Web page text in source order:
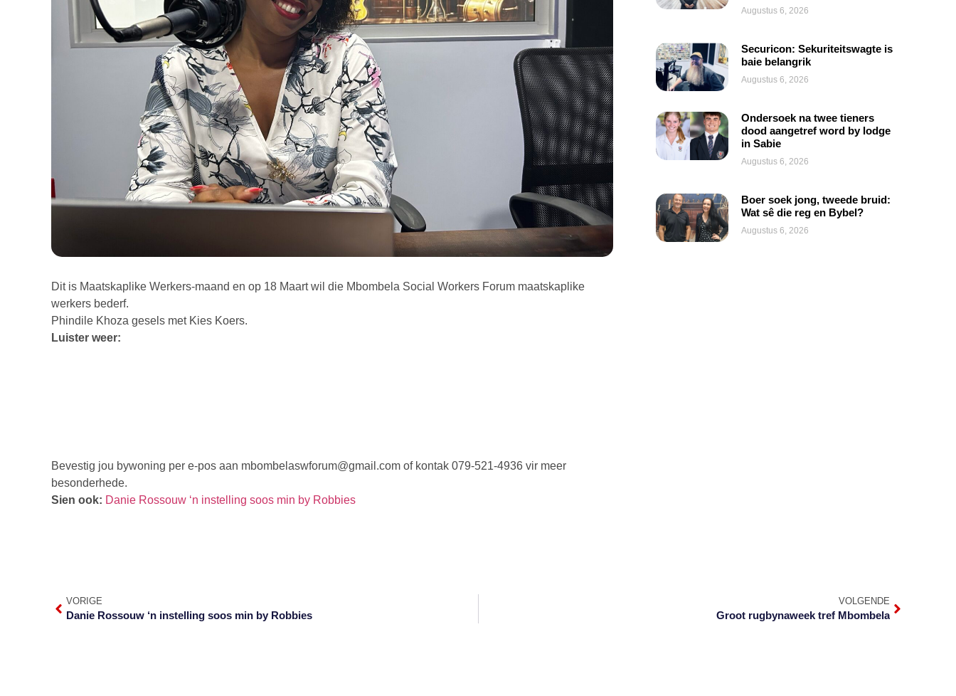
Dit is Maatskaplike Werkers-maand en op 18 Maart wil die Mbombela Social Workers Forum maatskaplike
werkers bederf.
Phindile Khoza gesels met Kies Koers.
Luister weer:
Bevestig jou bywoning per e-pos aan mbombelaswforum@gmail.com of kontak 079-521-4936 vir meer
besonderhede.
Sien ook: Danie Rossouw ‘n instelling soos min by Robbies
Augustus 6, 2026
Securicon: Sekuriteitswagte is
baie belangrik
Augustus 6, 2026
Ondersoek na twee tieners
dood aangetref word by lodge
in Sabie
Augustus 6, 2026
Boer soek jong, tweede bruid:
Wat sê die reg en Bybel?
Augustus 6, 2026
VORIGE
Danie Rossouw ‘n instelling soos min by Robbies
VOLGENDE
Groot rugbynaweek tref Mbombela